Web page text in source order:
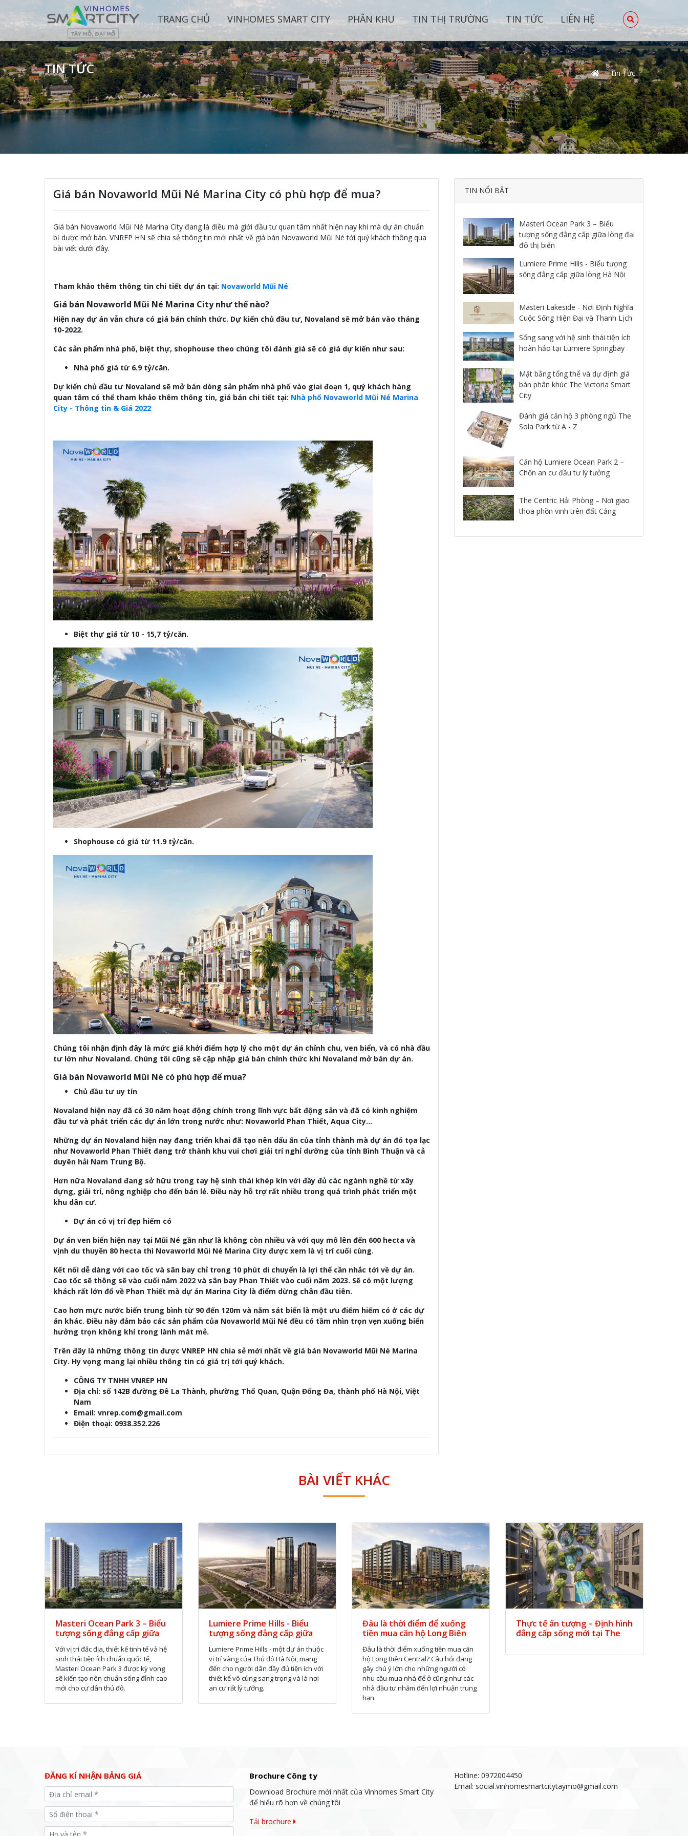
TRANG CHỦ VINHOMES SMART CITY PHÂN KHU TIN THỊ TRƯỜNG TIN TỨC LIÊN HỆ
TIN TỨC Tin Tức
Giá bán Novaworld Mũi Né Marina City có phù hợp để mua?
Giá bán Novaworld Mũi Né Marina City đang là điều mà giới đầu tư quan tâm nhất hiện nay khi mà dự án chuẩn
bị dược mở bán. VNREP HN sẽ chia sẻ thông tin mới nhất về giá bán Novaworld Mũi Né tới quý khách thông qua
bài viết dưới đây.
Tham khảo thêm thông tin chi tiết dự án tại: Novaworld Mũi Né
Giá bán Novaworld Mũi Né Marina City như thế nào?
Hiện nay dự án vẫn chưa có giá bán chính thức. Dự kiến chủ đầu tư, Novaland sẽ mở bán vào tháng
10-2022.
Các sản phẩm nhà phố, biệt thự, shophouse theo chúng tôi đánh giá sẽ có giá dự kiến như sau:
Nhà phố giá từ 6.9 tỷ/căn.
Dự kiến chủ đầu tư Novaland sẽ mở bán dòng sản phẩm nhà phố vào giai đoạn 1, quý khách hàng
quan tâm có thể tham khảo thêm thông tin, giá bán chi tiết tại: Nhà phố Novaworld Mũi Né Marina
City - Thông tin & Giá 2022
Biệt thự giá từ 10 - 15,7 tỷ/căn.
Shophouse có giá từ 11.9 tỷ/căn.
Chúng tôi nhận định đây là mức giá khởi điểm hợp lý cho một dự án chỉnh chu, ven biển, và có nhà đầu
tư lớn như Novaland. Chúng tôi cũng sẽ cập nhập giá bán chính thức khi Novaland mở bán dự án.
Giá bán Novaworld Mũi Né có phù hợp để mua?
Chủ đầu tư uy tín
Novaland hiện nay đã có 30 năm hoạt động chính trong lĩnh vực bất động sản và đã có kinh nghiệm
đầu tư và phát triển các dự án lớn trong nước như: Novaworld Phan Thiết, Aqua City…
Những dự án Novaland hiện nay đang triển khai đã tạo nên dấu ấn của tỉnh thành mà dự án đó tọa lạc
như Novaworld Phan Thiết đang trở thành khu vui chơi giải trí nghỉ dưỡng của tỉnh Bình Thuận và cả
duyên hải Nam Trung Bộ.
Hơn nữa Novaland đang sở hữu trong tay hệ sinh thái khép kín với đầy đủ các ngành nghề từ xây
dựng, giải trí, nông nghiệp cho đến bán lẻ. Điều này hỗ trợ rất nhiều trong quá trình phát triển một
khu dân cư.
Dự án có vị trí đẹp hiếm có
Dự án ven biển hiện nay tại Mũi Né gần như là không còn nhiều và với quy mô lên đến 600 hecta và
vịnh du thuyền 80 hecta thì Novaworld Mũi Né Marina City được xem là vị trí cuối cùng.
Kết nối dễ dàng với cao tốc và sân bay chỉ trong 10 phút di chuyển là lợi thế cần nhắc tới về dự án.
Cao tốc sẽ thông sẽ vào cuối năm 2022 và sân bay Phan Thiết vào cuối năm 2023. Sẽ có một lượng
khách rất lớn đổ về Phan Thiết mà dự án Marina City là điểm dừng chân đầu tiên.
Cao hơn mực nước biển trung bình từ 90 đến 120m và nằm sát biển là một ưu điểm hiếm có ở các dự
án khác. Điều này đảm bảo các sản phẩm của Novaworld Mũi Né đều có tầm nhìn trọn vẹn xuống biển
hưởng trọn không khí trong lành mát mẻ.
Trên đây là những thông tin được VNREP HN chia sẻ mới nhất về giá bán Novaworld Mũi Né Marina
City. Hy vọng mang lại nhiều thông tin có giá trị tới quý khách.
CÔNG TY TNHH VNREP HN
Địa chỉ: số 142B đường Đê La Thành, phường Thổ Quan, Quận Đống Đa, thành phố Hà Nội, Việt
Nam
Email: vnrep.com@gmail.com
Điện thoại: 0938.352.226
TIN NỔI BẬT
Masteri Ocean Park 3 – Biểu
tượng sống đẳng cấp giữa lòng đại
đô thị biển
Lumiere Prime Hills - Biểu tượng
sống đẳng cấp giữa lòng Hà Nội
Masteri Lakeside - Nơi Định Nghĩa
Cuộc Sống Hiện Đại và Thanh Lịch
Sống sang với hệ sinh thái tiện ích
hoàn hảo tại Lumiere Springbay
Mặt bằng tổng thể và dự định giá
bán phân khúc The Victoria Smart
City
Đánh giá căn hộ 3 phòng ngủ The
Sola Park từ A - Z
Căn hộ Lumiere Ocean Park 2 –
Chốn an cư đầu tư lý tưởng
The Centric Hải Phòng – Nơi giao
thoa phồn vinh trên đất Cảng
BÀI VIẾT KHÁC
Masteri Ocean Park 3 – Biểu
tượng sống đẳng cấp giữa
lòng đại đô thị biển
Với vị trí đắc địa, thiết kế tinh tế và hệ
sinh thái tiện ích chuẩn quốc tế,
Masteri Ocean Park 3 được kỳ vọng
sẽ kiến tạo nên chuẩn sống đỉnh cao
mới cho cư dân thủ đô.
Lumiere Prime Hills - Biểu
tượng sống đẳng cấp giữa
Lumiere Prime Hills - một dự án thuộc
vị trí vàng của Thủ đô Hà Nội, mang
đến cho người dân đầy đủ tiện ích với
thiết kế vô cùng sang trọng và là nơi
an cư rất lý tưởng.
Đâu là thời điểm để xuống
tiền mua căn hộ Long Biên
Đâu là thời điểm xuống tiền mua căn
hộ Long Biên Central? Câu hỏi đang
gây chú ý lớn cho những người có
nhu cầu mua nhà để ở cũng như các
nhà đầu tư nhắm đến lợi nhuận trung
hạn.
Thực tế ấn tượng – Định hình
đẳng cấp sống mới tại The
ĐĂNG KÍ NHẬN BẢNG GIÁ Brochure Công ty
Download Brochure mới nhất của Vinhomes Smart City
để hiểu rõ hơn về chúng tôi
Tải brochure
Hotline: 0972004450
Email: social.vinhomesmartcitytaymo@gmail.com